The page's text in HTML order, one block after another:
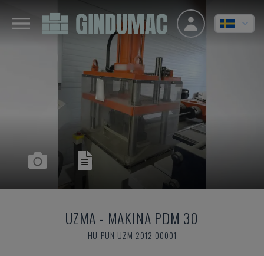
UZMA - MAKINA PDM 30
HU-PUN-UZM-2012-00001